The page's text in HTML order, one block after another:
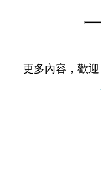
更多內容，歡迎